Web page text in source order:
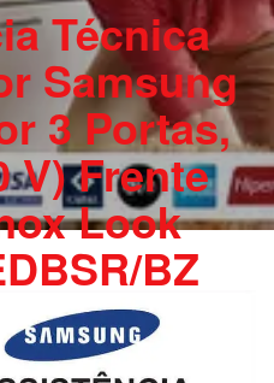
Técnica
Samsung
3 Portas,
V) Frente
Look
BZ